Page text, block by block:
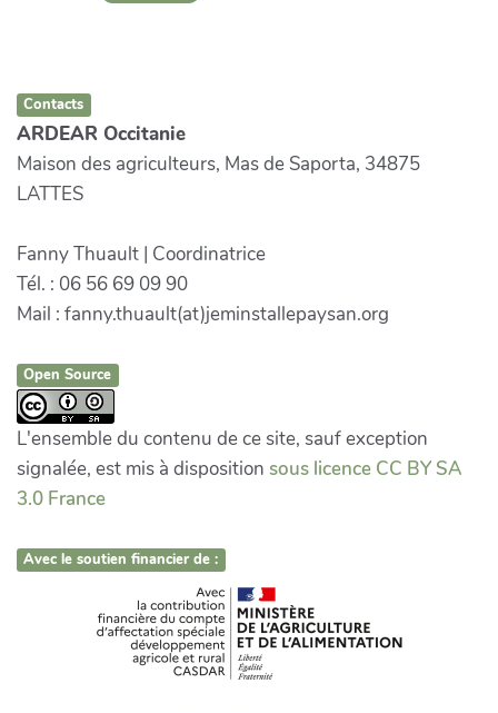
Contacts
ARDEAR Occitanie
Maison des agriculteurs, Mas de Saporta, 34875
LATTES
Fanny Thuault | Coordinatrice
Tél. : 06 56 69 09 90
Mail : fanny.thuault(at)jeminstallepaysan.org
Open Source
L'ensemble du contenu de ce site, sauf exception
signalée, est mis à disposition sous licence CC BY SA
3.0 France
Avec le soutien financier de :